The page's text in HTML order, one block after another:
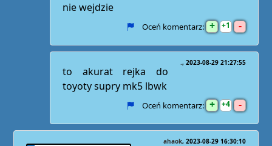
nie wejdzie
Oceń komentarz: + 1 -
. 2023-08-29 21:27:55
to akurat rejka do
toyoty supry mk5 lbwk
Oceń komentarz: + 4 -
ahaok 2023-08-29 16:30:10